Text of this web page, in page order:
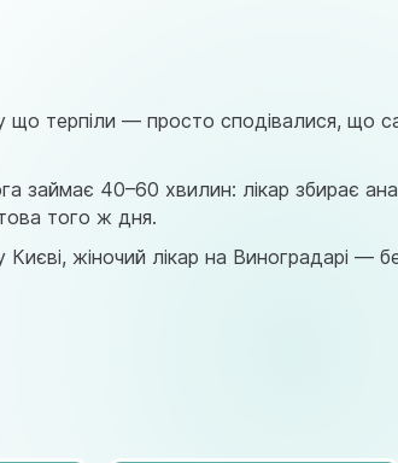
що терпіли — просто сподівалися, що
займає 40–60 хвилин: лікар збирає
того ж дня.
жіночий лікар на Виноградарі —